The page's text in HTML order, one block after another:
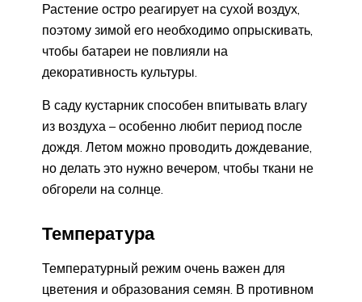
Растение остро реагирует на сухой воздух,
поэтому зимой его необходимо опрыскивать,
чтобы батареи не повлияли на
декоративность культуры.
В саду кустарник способен впитывать влагу
из воздуха – особенно любит период после
дождя. Летом можно проводить дождевание,
но делать это нужно вечером, чтобы ткани не
обгорели на солнце.
Температура
Температурный режим очень важен для
цветения и образования семян. В противном